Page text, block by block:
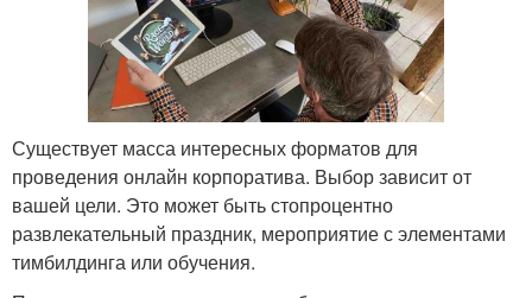
Существует масса интересных форматов для
проведения онлайн корпоратива. Выбор зависит от
вашей цели. Это может быть стопроцентно
развлекательный праздник, мероприятие с элементами
тимбилдинга или обучения.